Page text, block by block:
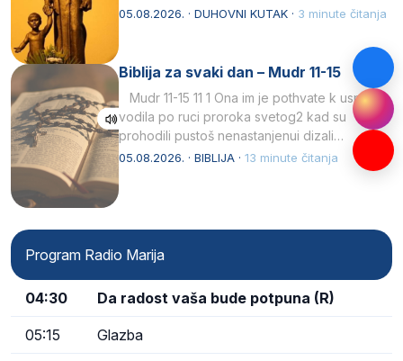
Poočime Isusov,…
05.08.2026. · DUHOVNI KUTAK · 3 minute čitanja
Biblija za svaki dan – Mudr 11-15
Mudr 11-15 11 1 Ona im je pothvate k uspjehu
vodila po ruci proroka svetog2 kad su
prohodili pustoš nenastanjenui dizali…
05.08.2026. · BIBLIJA · 13 minute čitanja
Program Radio Marija
04:30 Da radost vaša bude potpuna (R)
05:15 Glazba